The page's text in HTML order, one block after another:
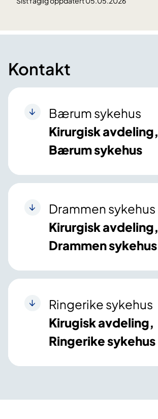
Kontakt
Bærum sykehus
Kirurgisk avdeling,
Bærum sykehus
Drammen sykehus
Kirurgisk avdeling,
Drammen sykehus
Ringerike sykehus
Kirugisk avdeling,
Ringerike sykehus